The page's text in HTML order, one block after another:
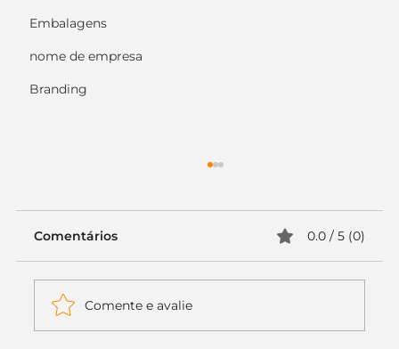
Embalagens
nome de empresa
Branding
Comentários 0.0 / 5 (0)
Comente e avalie